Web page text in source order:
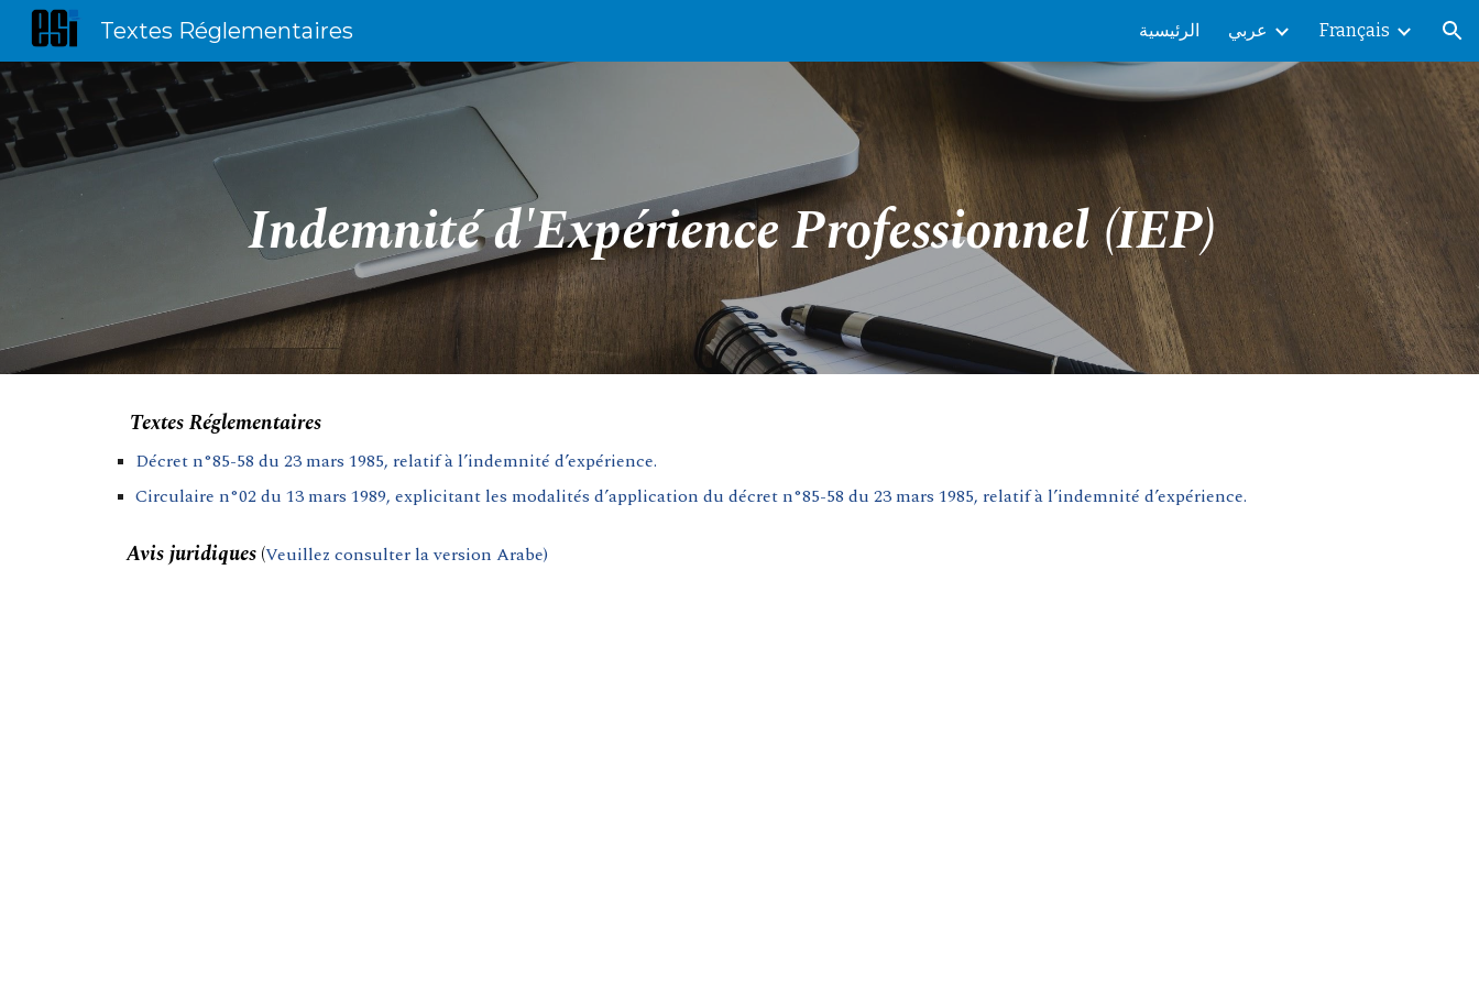
Textes Réglementaires الرئيسية عربي Français
Indemnité d'Expérience Professionnel(IEP)
Textes Réglementaires
Décret n°85-58 du 23 mars 1985, relatif à l’indemnité d’expérience.
Circulaire n°02 du 13 mars 1989, explicitant les modalités d’application du décret n°85-58 du 23 mars 1985, relatif à l’indemnité d’expérience.
Avis juridiques(Veuillez consulter la version Arabe)